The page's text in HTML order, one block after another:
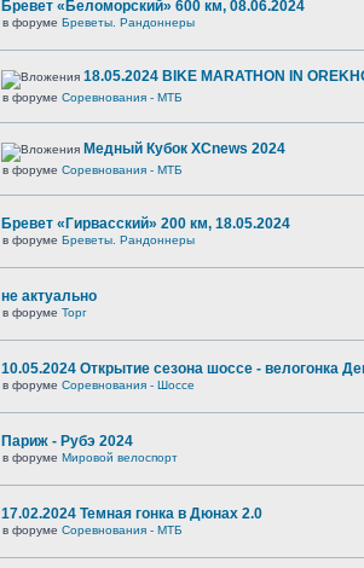
Бревет «Беломорский» 600 км, 08.06.2024
в форуме Бреветы. Рандоннеры
18.05.2024 BIKE MARATHON IN
в форуме Соревнования - МТБ
Медный Кубок XCnews 2024
в форуме Соревнования - МТБ
Бревет «Гирвасский» 200 км, 18.05.2024
в форуме Бреветы. Рандоннеры
не актуально
в форуме Торг
10.05.2024 Открытие сезона шоссе - велогонка
в форуме Соревнования - Шоссе
Париж - Рубэ 2024
в форуме Мировой велоспорт
17.02.2024 Темная гонка в Дюнах 2.0
в форуме Соревнования - МТБ